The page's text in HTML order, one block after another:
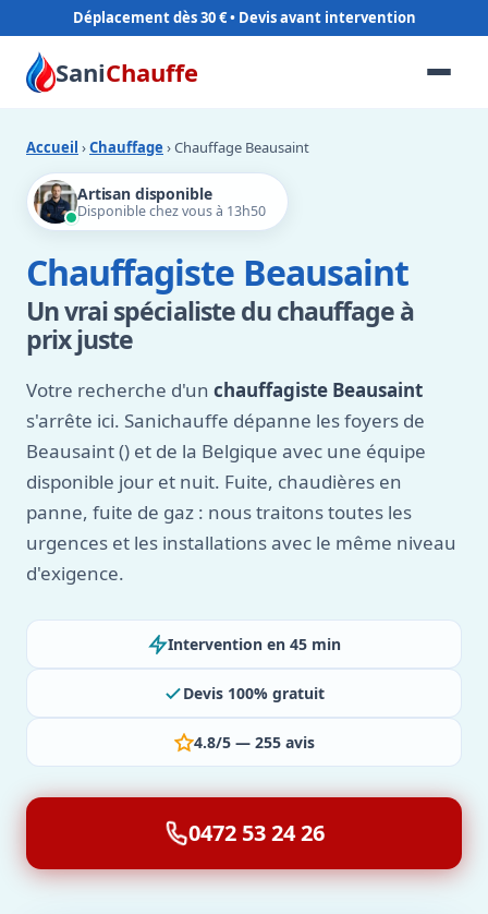
Déplacement dès 30 €
SaniChauffe
Accueil ›Chauffage › Chauffage Beausaint
Artisan disponible
Disponible chez vous à 13h50
Chauffagiste Beausaint
Un vrai spécialiste du chauffage à
prix juste
Votre recherche d'un chauffagiste Beausaint
s'arrête ici. Sanichauffe dépanne les foyers de
Beausaint () et de la Belgique avec une équipe
disponible jour et nuit. Fuite, chaudières en
panne, fuite de gaz : nous traitons toutes les
urgences et les installations avec le même niveau
d'exigence.
Intervention en 45 min
Devis 100% gratuit
4.8/5 — 255 avis
0472 53 24 26